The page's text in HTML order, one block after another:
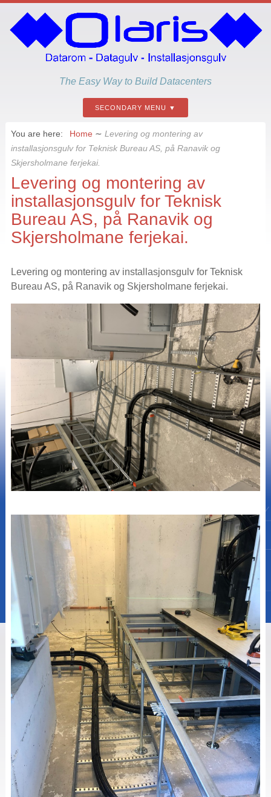
The Easy Way to Build Datacenters
SECONDARY MENU
You are here: Home ∼ Levering og montering av
installasjonsgulv for Teknisk Bureau AS, på Ranavik og
Skjersholmane ferjekai.
Levering og montering av
installasjonsgulv for Teknisk
Bureau AS, på Ranavik og
Skjersholmane ferjekai.
Levering og montering av installasjonsgulv for Teknisk
Bureau AS, på Ranavik og Skjersholmane ferjekai.